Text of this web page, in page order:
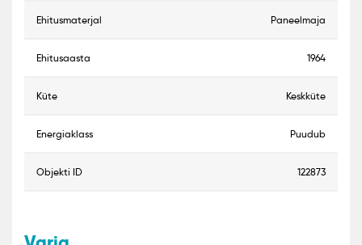
ehitusmaterjal Paneelmaja
ehitusaasta 1964
küte Keskküte
energiaklass Puudub
objekti ID 122873